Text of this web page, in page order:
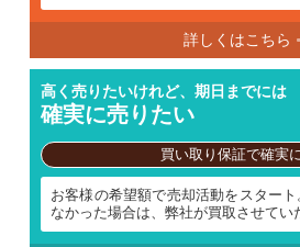
詳しくはこちら
高く売りたいけれど、期日までには
確実に売りたい
買い取り保証で確実
お客様の希望額で売却活動をスター
なかった場合は、弊社が買取させてい